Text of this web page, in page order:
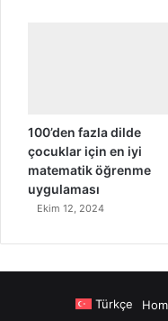
100’den fazla dilde
çocuklar için en iyi
matematik öğrenme
uygulaması
Ekim 12, 2024
Türkçe